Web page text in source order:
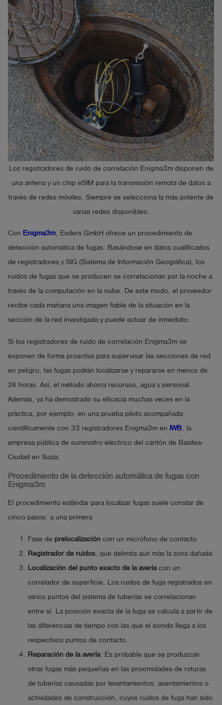
Los registradores de ruido de correlación Enigma3m disponen de
una antena y un chip eSIM para la transmisión remota de datos a
través de redes móviles. Siempre se selecciona la más potente de
varias redes disponibles.
Con Enigma3m, Esders GmbH ofrece un procedimiento de
detección automática de fugas. Basándose en datos cualificados
de registradores y SIG (Sistema de Información Geográfica), los
ruidos de fugas que se producen se correlacionan por la noche a
través de la computación en la nube. De este modo, el proveedor
recibe cada mañana una imagen fiable de la situación en la
sección de la red investigada y puede actuar de inmediato.
Si los registradores de ruido de correlación Enigma3m se
exponen de forma proactiva para supervisar las secciones de red
en peligro, las fugas podrán localizarse y repararse en menos de
24 horas. Así, el método ahorra recursos, agua y personal.
Además, ya ha demostrado su eficacia muchas veces en la
práctica, por ejemplo, en una prueba piloto acompañada
científicamente con 33 registradores Enigma3m en IWB, la
empresa pública de suministro eléctrico del cantón de Basilea-
Ciudad en Suiza.
Procedimiento de la detección automática de fugas con
Enigma3m
El procedimiento estándar para localizar fugas suele constar de
cinco pasos: a una primera
Fase de prelocalización con un micrófono de contacto
Registrador de ruidos, que delimita aún más la zona dañada
Localización del punto exacto de la averíacon un
correlador de superficie. Los ruidos de fuga registrados en
varios puntos del sistema de tuberías se correlacionan
entre sí. La posición exacta de la fuga se calcula a partir de
las diferencias de tiempo con las que el sonido llega a los
respectivos puntos de contacto.
Reparación de la avería. Es probable que se produzcan
otras fugas más pequeñas en las proximidades de roturas
de tuberías causadas por levantamientos, asentamientos o
actividades de construcción, cuyos ruidos de fuga han sido